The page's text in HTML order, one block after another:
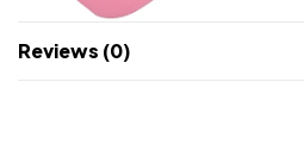
Reviews (0)